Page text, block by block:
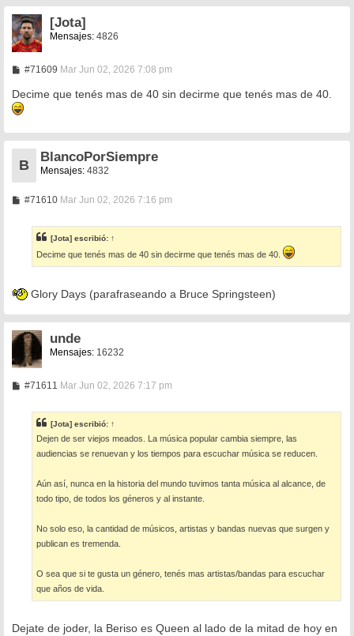
[Jota]
Mensajes:4826
#71609M
n
s
e
Mar Jun 02, 2026 7:08 pm
Decime que tenés mas de 40 sin decirme que tenés mas de 40.
B
BlancoPorSiempre
Mensajes: 4832
#71610M
a
j
e
Mar Jun 02, 2026 7:16 pm
[Jota] escribió: ↑
Decime que tenés mas de 40 sin decirme que tenés mas de 40.
Glory Days (parafraseando a Bruce Springsteen)
unde
Mensajes:16232
#71611 M
a
j
e
Mar Jun 02, 2026 7:17 pm
[Jota] escribió: ↑
Dejen de ser viejos meados. La música popular cambia siempre, las
audiencias se renuevan y los tiempos para escuchar música se reducen.
Aún así, nunca en la historia del mundo tuvimos tanta música al alcance, de
todo tipo, de todos los géneros y al instante.
No solo eso, la cantidad de músicos, artistas y bandas nuevas que surgen y
publican es tremenda.
O sea que si te gusta un género, tenés mas artistas/bandas para escuchar
que años de vida.
Dejate de joder, la Beriso es Queen al lado de la mitad de hoy en